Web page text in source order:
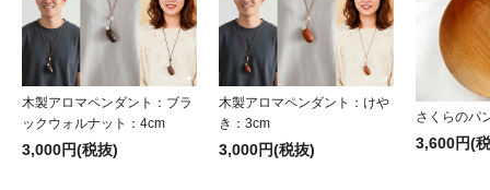
木製アロマペンダント：ブラ
ックウォルナット：4cm
3,000円(税抜)
木製アロマペンダント：けや
き：3cm
3,000円(税抜)
さくらのパ
3,600円(